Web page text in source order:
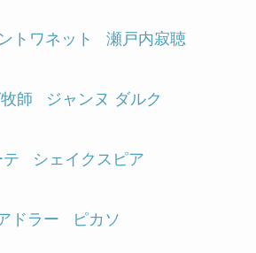
トワネット 瀬戸内寂聴
師 ジャンヌ ダルク
シェイクスピア
ドラー ピカソ